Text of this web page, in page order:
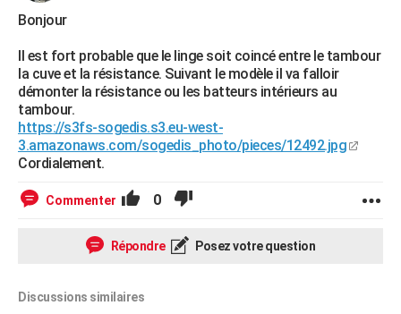
COPAINS D'AVANT
S'inscrire
Se connecter
Lycées
Collèges
Primaires
Universités
Entreprises
Service militaire
Avis de recherche
AVIS DE DÉCÈS
FORUM
Bricolage
Lifestyle
Culture
Sport
Auto
Television
Voyage
Cinema
Bonjour
Il est fort probable que le linge soit coincé entre le tambour
la cuve et la résistance. Suivant le modèle il va falloir
démonter la résistance ou les batteurs intérieurs au
tambour.
https://s3fs-sogedis.s3.eu-west-
3.amazonaws.com/sogedis_photo/pieces/12492.jpg
Cordialement.
Commenter 0
Répondre Posez votre question
Discussions similaires